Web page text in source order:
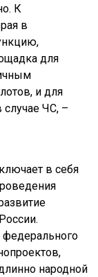
К
в
для
и для
случае ЧС, –
в себя
федерального
народной